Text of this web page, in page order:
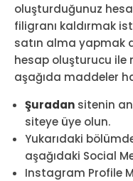
oluşturduğunuz
filigranı kaldırmak
satın alma yapmak
hesap oluşturucu ile
aşağıda maddeler
Şuradan sitenin
siteye üye olun.
Yukarıdaki
aşağıdaki Social
Instagram Profile